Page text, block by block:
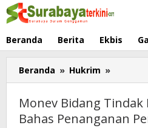
Lewati
ke
Beranda Berita Ekbis
Beranda » Hukrim »
Bidang
Tindak
Pidana
Khusus
Monev Bidang Tindak
Bahas Penanganan